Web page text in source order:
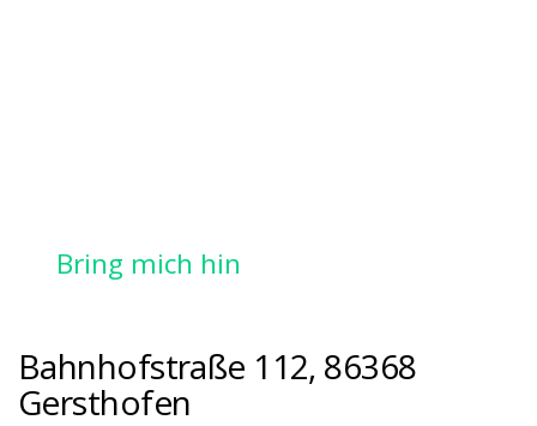
Bring mich hin
Bahnhofstraße 112, 86368
Gersthofen